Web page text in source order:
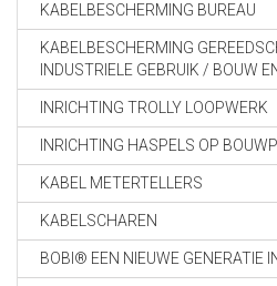
KABELBESCHERMING BUREAU
KABELBESCHERMING
INDUSTRIELE GEBRUIK / BOUW
INRICHTING TROLLY LOOPWERK
INRICHTING HASPELS OP
KABEL METERTELLERS
KABELSCHAREN
BOBI® EEN NIEUWE GENERATIE